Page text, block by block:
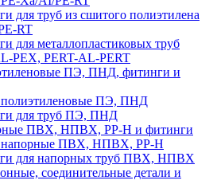
для труб из сшитого полиэтилена
RT
для металлопластиковых труб
PEX, PERT-AL-PERT
ПЭ, ПНД, фитинги и
ПЭ, ПНД
для труб ПЭ, ПНД
ПВХ, НПВХ, PP-H и фитинги
напорные ПВХ, НПВХ, PP-H
для напорных труб ПВХ, НПВХ
соединительные детали и